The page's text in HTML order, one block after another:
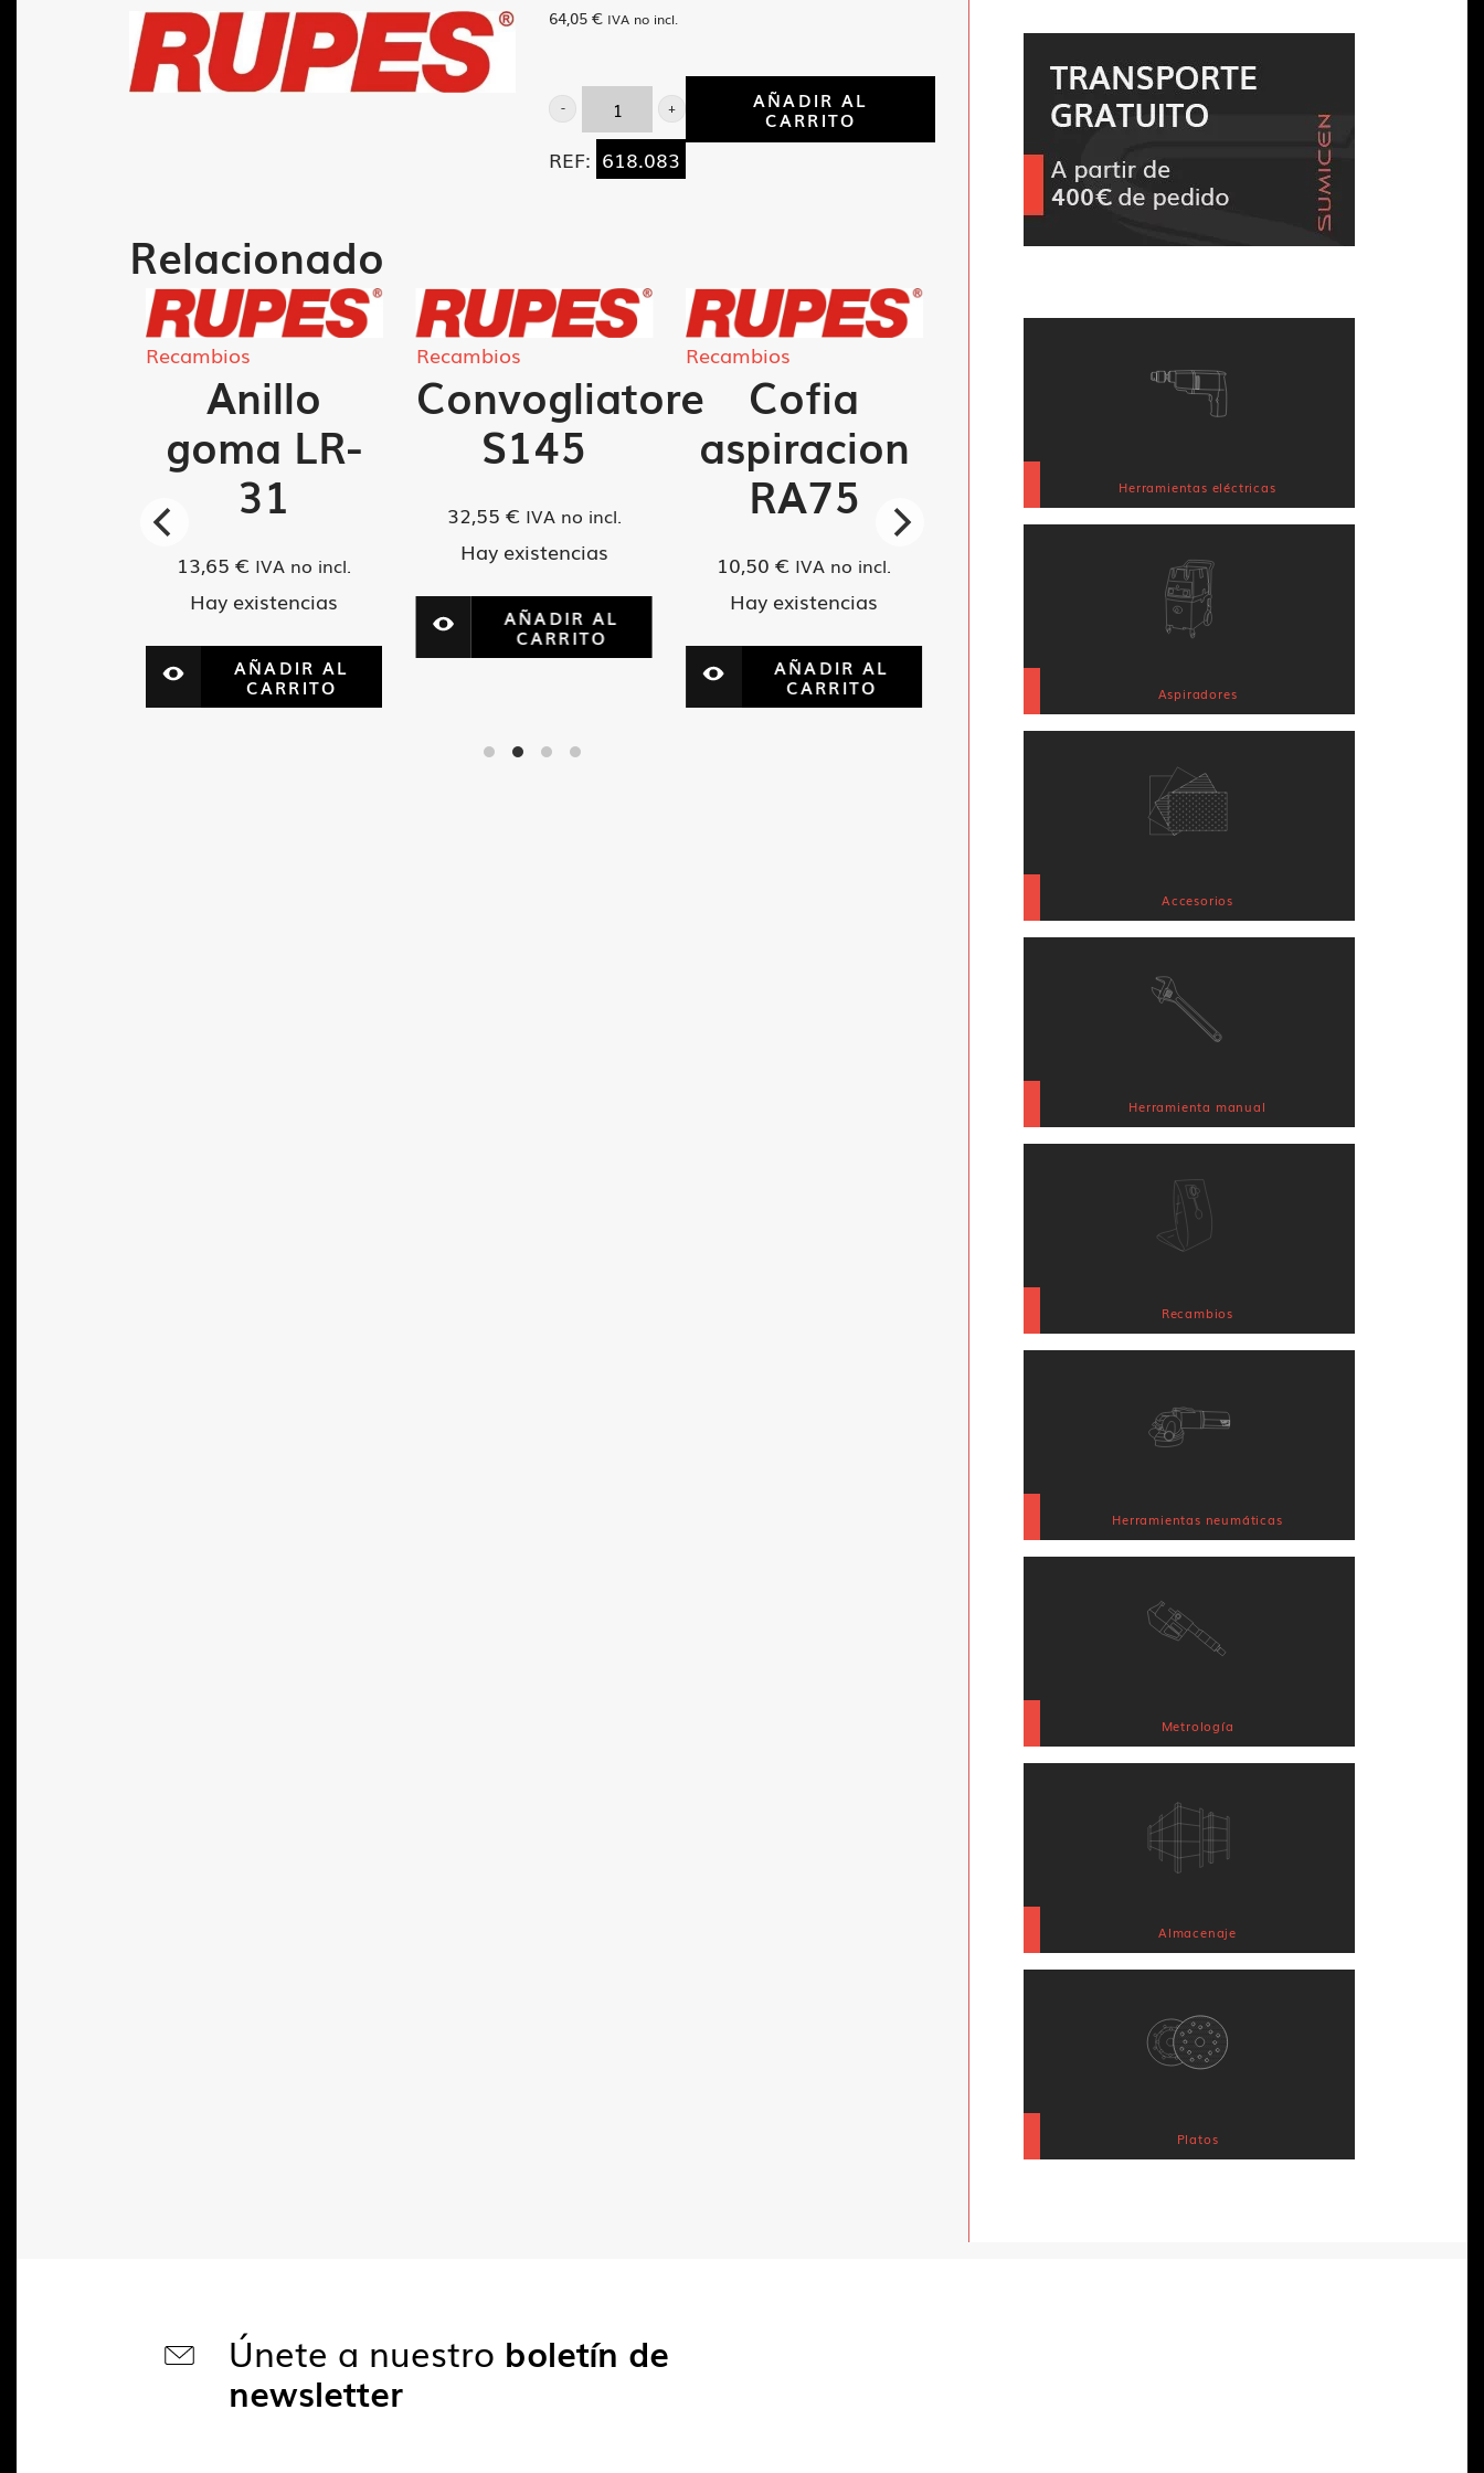
64,05 € IVA no incl.
Base
goma
cantidad
AÑADIR AL
CARRITO
REF: 618.083
Relacionado
Recambios
Anillo
goma LR-
31
13,65€ IVA no incl.
Hay existencias
AÑADIR AL
CARRITO
Recambios
Convogliatore
S145
32,55 € IVA no incl.
Hay existencias
AÑADIR AL
CARRITO
Recambios
Cofia
aspiracion
RA75
10,50€ IVA no incl.
Hay existencias
AÑADIR AL
CARRITO
Herramientas eléctricas
Aspiradores
Accesorios
Herramienta manual
Recambios
Herramientas neumáticas
Metrología
Almacenaje
Platos
Únete a nuestro boletín de
newsletter